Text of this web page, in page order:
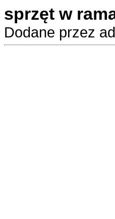
sprzęt w
Dodane przez